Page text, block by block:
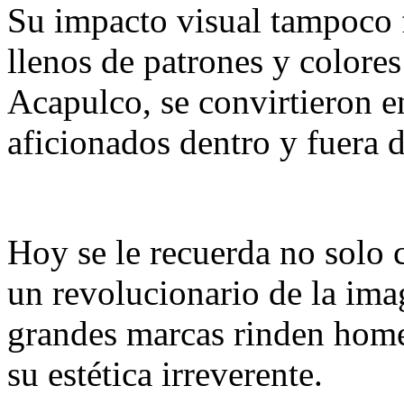
Su impacto visual tampoco
llenos de patrones y
Acapulco, se convirtieron
aficionados dentro y fuera
Hoy se le recuerda no
un revolucionario de la
grandes marcas rinden
su estética irreverente.